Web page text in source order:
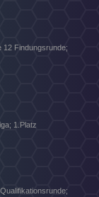
12 Findungsrunde;
1.Platz